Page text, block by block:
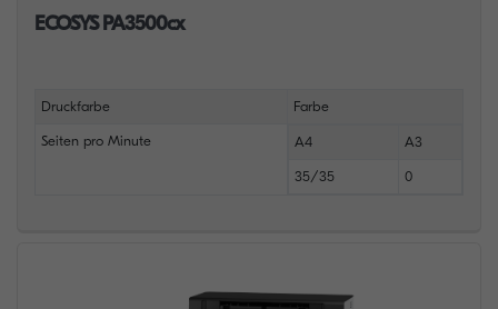
ECOSYS PA3500cx
Druckfarbe Farbe
Seiten pro Minute A4 A3
35/35 0